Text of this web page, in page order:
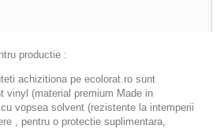
productie :
achizitiona pe ecolorat.ro sunt
vinyl (material premium Made in
vopsea solvent (rezistente la intemperii
, pentru o protectie suplimentara,